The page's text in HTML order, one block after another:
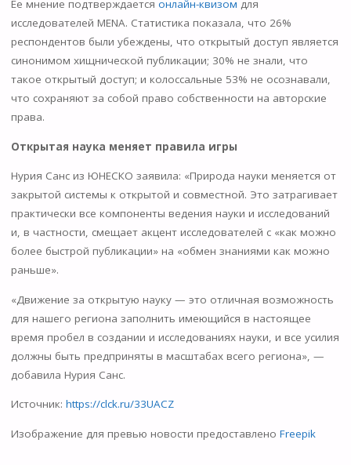
Ее мнение подтверждается онлайн-квизом для
исследователей MENA. Статистика показала, что 26%
респондентов были убеждены, что открытый доступ является
синонимом хищнической публикации; 30% не знали, что
такое открытый доступ; и колоссальные 53% не осознавали,
что сохраняют за собой право собственности на авторские
права.
Открытая наука меняет правила игры
Нурия Санс из ЮНЕСКО заявила: «Природа науки меняется от
закрытой системы к открытой и совместной. Это затрагивает
практически все компоненты ведения науки и исследований
и, в частности, смещает акцент исследователей с «как можно
более быстрой публикации» на «обмен знаниями как можно
раньше».
«Движение за открытую науку — это отличная возможность
для нашего региона заполнить имеющийся в настоящее
время пробел в создании и исследованиях науки, и все усилия
должны быть предприняты в масштабах всего региона», —
добавила Нурия Санс.
Источник: https://clck.ru/33UACZ
Изображение для превью новости предоставлено Freepik